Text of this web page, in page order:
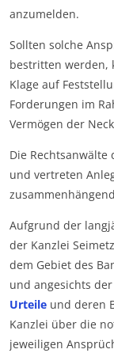
anzumelden.
Sollten solche
bestritten werden,
Klage auf
Forderungen im
Vermögen der
Die Rechtsanwälte
und vertreten
Aufgrund der
der Kanzlei
dem Gebiet des
und angesichts
Urteileund deren
Kanzlei über die
jeweiligen